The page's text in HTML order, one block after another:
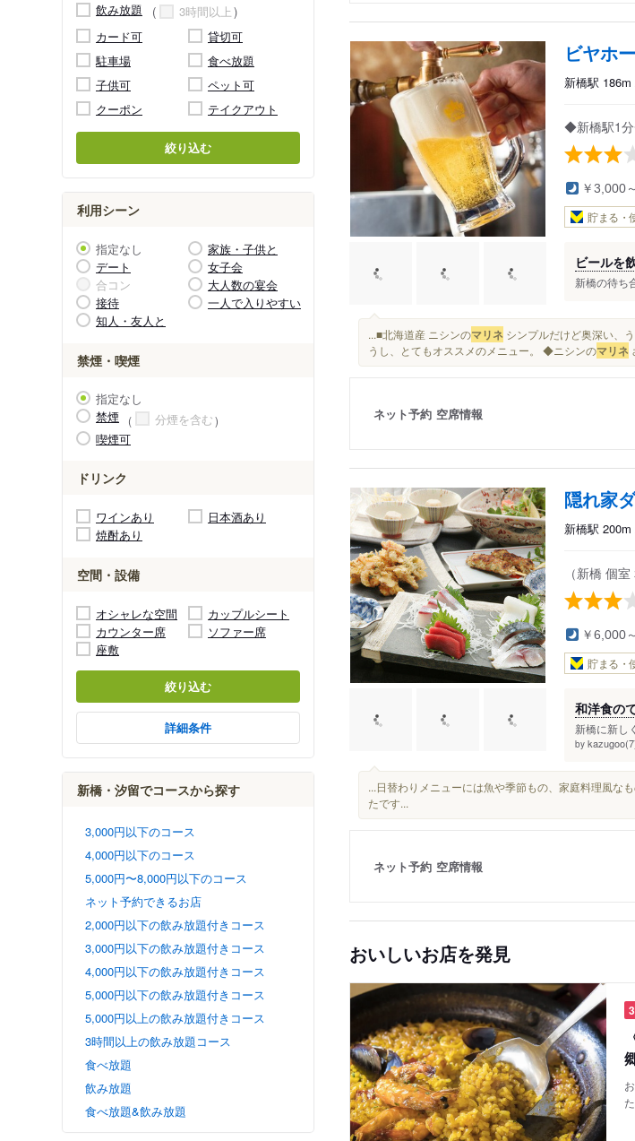
飲み放題
3時間以上
カード可
貸切可
駐車場
食べ放題
子供可
ペット可
クーポン
テイクアウト
絞り込む
利用シーン
指定なし
家族・子供と
デート
女子会
合コン
大人数の宴会
接待
一人で入りやすい
知人・友人と
禁煙・喫煙
指定なし
禁煙
分煙を含む
喫煙可
ドリンク
ワインあり
日本酒あり
焼酎あり
空間・設備
オシャレな空間
カップルシート
カウンター席
ソファー席
座敷
絞り込む
詳細条件
新橋・汐留でコースから探す
3,000円以下のコース
4,000円以下のコース
5,000円〜8,000円以下のコース
ネット予約できるお店
2,000円以下の飲み放題付きコース
3,000円以下の飲み放題付きコース
4,000円以下の飲み放題付きコース
5,000円以下の飲み放題付きコース
5,000円以上の飲み放題付きコース
3時間以上の飲み放題コース
食べ放題
飲み放題
食べ放題&飲み放題
ビヤホ
新橋駅
◆新橋駅1
￥3,000
貯まる・
ビールを
新橋の待ち
...■北海道産 ニシンのマリネ シンプルだけど奥深い、
うし、とてもオススメのメニュー。 ◆ニシンのマリネ
ネット予約 空席情報
隠れ家
新橋駅
（新橋 個
￥6,000
貯まる・
和洋食の
新橋に新し
by
...日替わりメニューには魚や季節もの、家庭料理風な
たです...
ネット予約 空席情報
おいしいお店を発見
た